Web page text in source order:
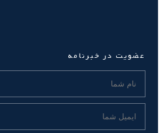
عضویت در خبرنامه